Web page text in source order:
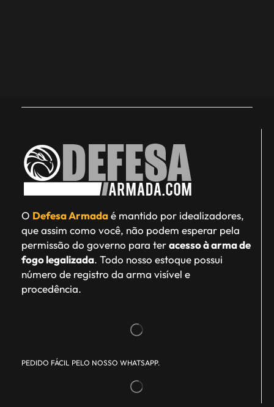
O Defesa Armadaé mantido por idealizadores,
que assim como você, não podem esperar pela
permissão do governo para teracesso à arma de
fogo legalizada. Todo nosso estoque possui
número de registro da arma visível e
procedência.
PEDIDO FÁCIL PELO NOSSO WHATSAPP.